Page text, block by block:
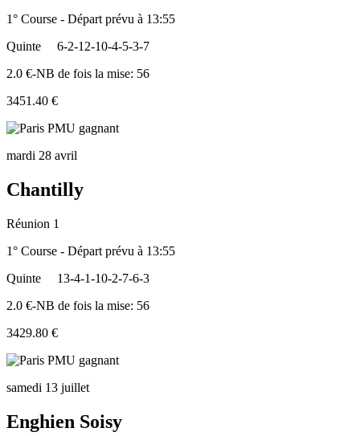
1° Course - Départ prévu à 13:55
Quinte
6-2-12-10-4-5-3-7
2.0 €-NB de fois la mise: 56
3451.40 €
mardi 28 avril
Chantilly
Réunion 1
1° Course - Départ prévu à 13:55
Quinte
13-4-1-10-2-7-6-3
2.0 €-NB de fois la mise: 56
3429.80 €
samedi 13 juillet
Enghien Soisy